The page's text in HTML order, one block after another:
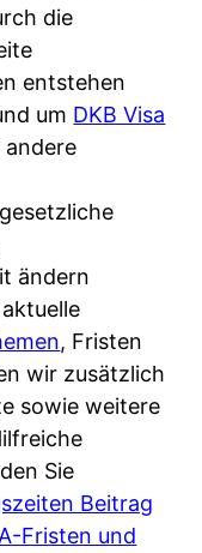
die
entstehen
um DKB Visa
andere
ändern
, Fristen
wir zusätzlich
sowie weitere
Sie
Beitrag
Fristen und